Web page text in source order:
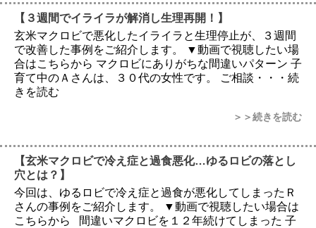
【３週間でイライラが解消し生理再開！】
玄米マクロビで悪化したイライラと生理停止が、３週間
で改善した事例をご紹介します。 ▼動画で視聴したい場
合はこちらから マクロビにありがちな間違いパターン 子
育て中のＡさんは、３０代の女性です。 ご相談・・・続
きを読む
＞＞続きを読む
【玄米マクロビで冷え症と過食悪化…ゆるロビの落とし
穴とは？】
今回は、ゆるロビで冷え症と過食が悪化してしまったＲ
さんの事例をご紹介します。 ▼動画で視聴したい場合は
こちらから 間違いマクロビを１２年続けてしまった 子